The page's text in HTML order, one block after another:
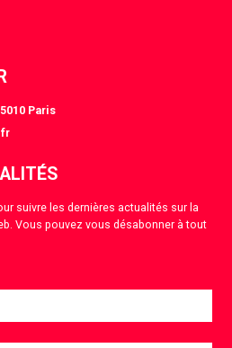
Paris
suivre les dernières actualités sur la
Vous pouvez vous désabonner à tout